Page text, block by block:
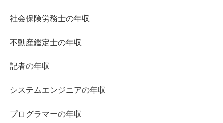
社会保険労務士の年収
不動産鑑定士の年収
記者の年収
システムエンジニアの年収
プログラマーの年収